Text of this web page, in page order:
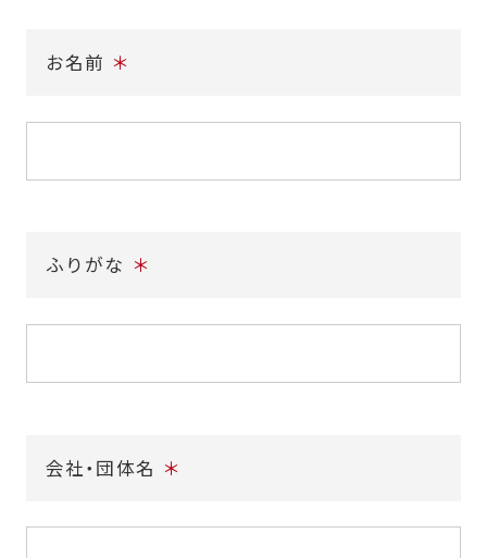
お名前 ＊
ふりがな ＊
会社・団体名 ＊